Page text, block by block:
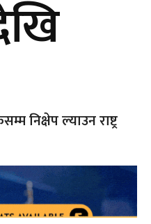
निक्षेप ल्याउन राष्ट्र